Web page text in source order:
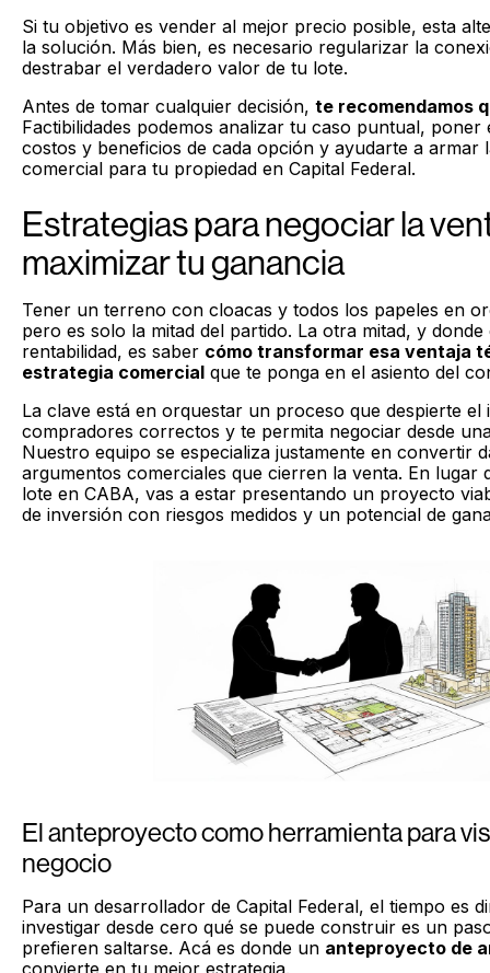
Si tu objetivo es vender al mejor precio posible, esta
la solución. Más bien, es necesario regularizar la
destrabar el verdadero valor de tu lote.
Antes de tomar cualquier decisión, te recomendamos
Factibilidades podemos analizar tu caso puntual, poner
costos y beneficios de cada opción y ayudarte a armar
comercial para tu propiedad en Capital Federal.
Estrategias para negociar la
maximizar tu ganancia
Tener un terreno con cloacas y todos los papeles en
pero es solo la mitad del partido. La otra mitad, y donde
rentabilidad, es saber cómo transformar esa ventaja
estrategia comercial que te ponga en el asiento del
La clave está en orquestar un proceso que despierte el
compradores correctos y te permita negociar desde
Nuestro equipo se especializa justamente en convertir
argumentos comerciales que cierren la venta. En lugar
lote en CABA, vas a estar presentando un proyecto
de inversión con riesgos medidos y un potencial de
El anteproyecto como herramienta para
negocio
Para un desarrollador de Capital Federal, el tiempo es
investigar desde cero qué se puede construir es un
prefieren saltarse. Acá es donde un anteproyecto de
convierte en tu mejor estrategia.